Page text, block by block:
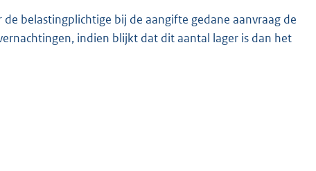
belastingplichtige bij de aangifte gedane aanvraag de
indien blijkt dat dit aantal lager is dan het